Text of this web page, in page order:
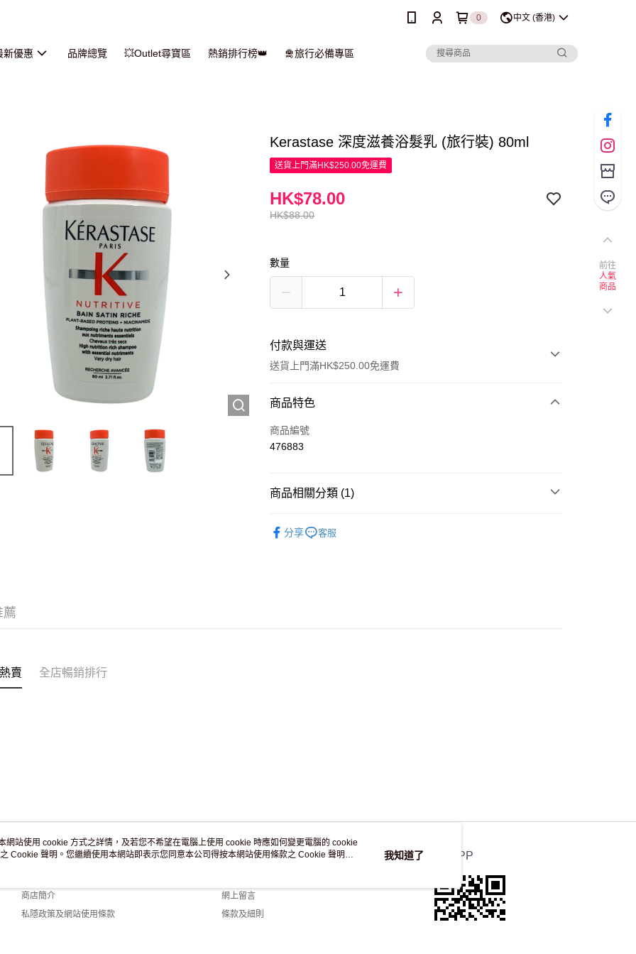
0 中文 (香港)
新優惠 品牌總覽 💥Outlet尋寶區 熱銷排行榜👑 🛅旅行必備專區
Kerastase 深度滋養浴髮乳 (旅行裝) 80ml
送貨上門滿HK$250.00免運費
HK$88.00
HK$78.00
數量
付款與運送
送貨上門滿HK$250.00免運費
付款方式
信用卡
商品特色
商品編號
476883
商品相關分類 (1)
分享
客服
薦
賣 全店暢銷排行
關於我們
商店簡介
私隱政策及網站使用條款
客戶服務
網上留言
條款及細則
官方APP
前往
人氣
商品
網站使用 cookie 方式之詳情，及若您不希望在電腦上使用 cookie 時應如何變更電腦的 cookie
Cookie 聲明。您繼續使用本網站即表示您同意本公司得按本網站使用條款之 Cookie 聲明使
我知道了